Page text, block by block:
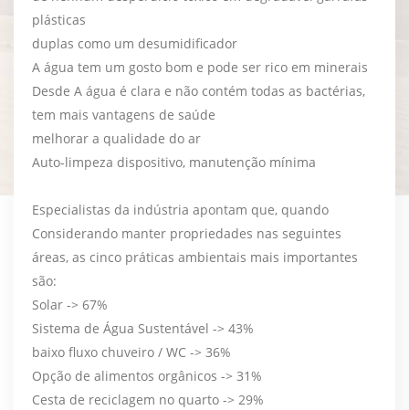
plásticas
duplas como um desumidificador
A água tem um gosto bom e pode ser rico em minerais
Desde A água é clara e não contém todas as bactérias,
tem mais vantagens de saúde
melhorar a qualidade do ar
Auto-limpeza dispositivo, manutenção mínima
Especialistas da indústria apontam que, quando
Considerando manter propriedades nas seguintes
áreas, as cinco práticas ambientais mais importantes
são:
Solar -> 67%
Sistema de Água Sustentável -> 43%
baixo fluxo chuveiro / WC -> 36%
Opção de alimentos orgânicos -> 31%
Cesta de reciclagem no quarto -> 29%